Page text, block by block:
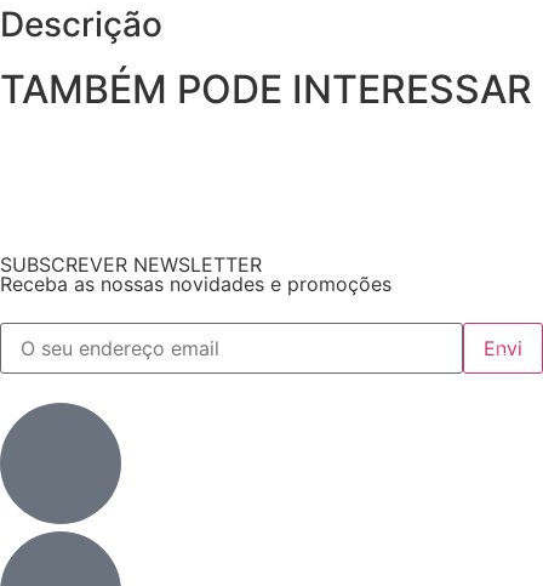
Descrição
TAMBÉM PODE INTERESSAR
SUBSCREVER NEWSLETTER
Receba as nossas novidades e promoções